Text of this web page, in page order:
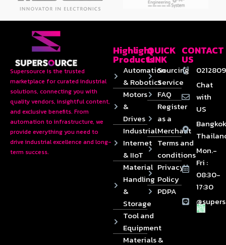
Supersource is the trusted
marketplace for curated industrial
solutions, connecting you with
quality vendors, insightful content,
and exclusive benefits. From
automation to infrastructure, we
provide everything you need to
drive industrial excellence and long-
term success.
Highlight
Products
Automation
& Robotics
Motors
&
Drives
Industrial
Internet
& IIoT
Material
Handling
&
Storage
Tool and
Equipment
Materials &
QUICK
LINK
Sourcing
Service
FAQ
Register
as a
Merchant
Terms and
conditions
Privacy
Policy
PDPA
CONTACT
US
Chat
with
US
Mon.-
Fri :
08:30-
17:30